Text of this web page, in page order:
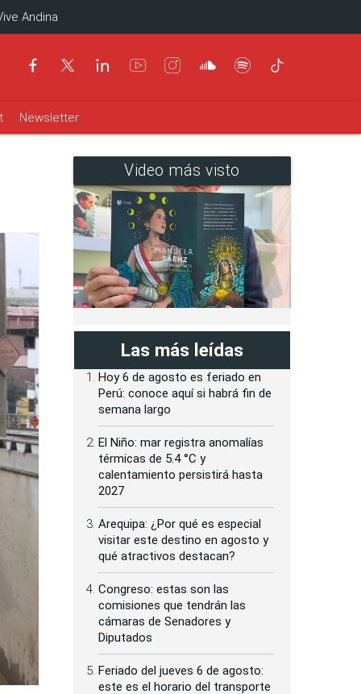
Andina
Newsletter
Video más visto
Las más leídas
Hoy 6 de agosto es feriado en
Perú: conoce aquí si habrá fin de
semana largo
El Niño: mar registra anomalías
térmicas de 5.4 °C y
calentamiento persistirá hasta
2027
Arequipa: ¿Por qué es especial
visitar este destino en agosto y
qué atractivos destacan?
Congreso: estas son las
comisiones que tendrán las
cámaras de Senadores y
Diputados
Feriado del jueves 6 de agosto:
este es el horario del transporte